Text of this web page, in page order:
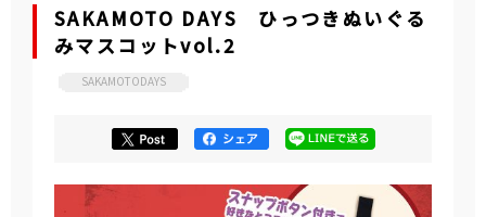
SAKAMOTO DAYS ひっつきぬいぐる
みマスコットvol.2
SAKAMOTODAYS